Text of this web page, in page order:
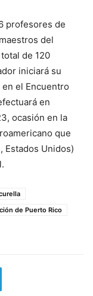
profesores de
del
de 120
iniciará su
el Encuentro
en
ocasión en la
que
Estados Unidos)
de Puerto Rico